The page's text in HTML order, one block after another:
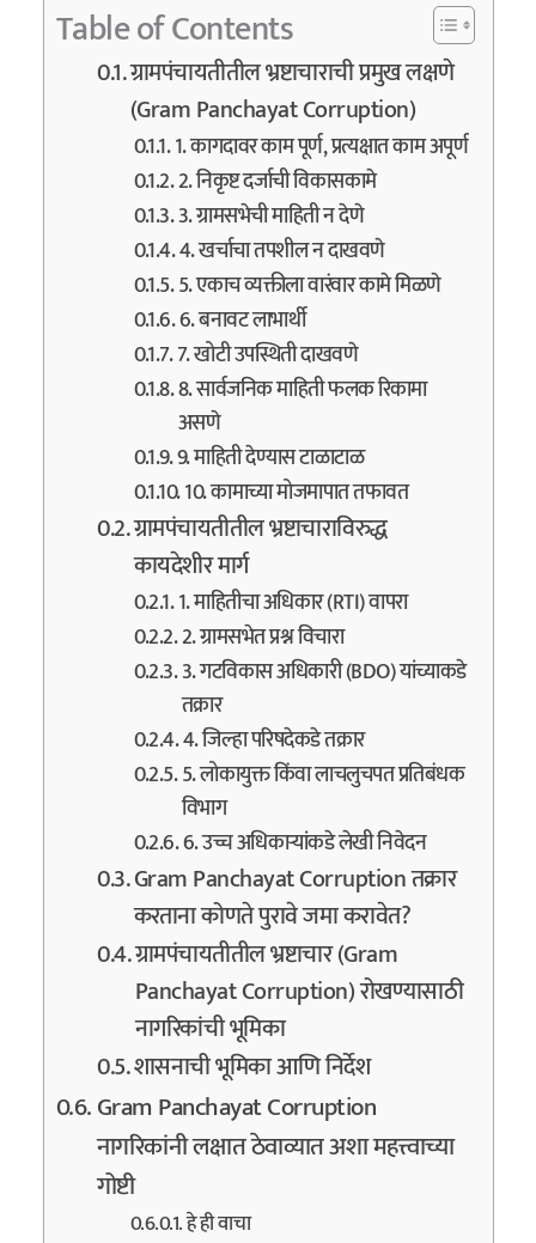
Table of Contents
ग्रामपंचायतीतील भ्रष्टाचाराची प्रमुख लक्षणे
(Gram Panchayat Corruption)
1. कागदावर काम पूर्ण, प्रत्यक्षात काम अपूर्ण
2. निकृष्ट दर्जाची विकासकामे
3. ग्रामसभेची माहिती न देणे
4. खर्चाचा तपशील न दाखवणे
5. एकाच व्यक्तीला वारंवार कामे मिळणे
6. बनावट लाभार्थी
7. खोटी उपस्थिती दाखवणे
8. सार्वजनिक माहिती फलक रिकामा
असणे
9. माहिती देण्यास टाळाटाळ
10. कामाच्या मोजमापात तफावत
ग्रामपंचायतीतील भ्रष्टाचाराविरुद्ध
कायदेशीर मार्ग
1. माहितीचा अधिकार (RTI) वापरा
2. ग्रामसभेत प्रश्न विचारा
3. गटविकास अधिकारी (BDO) यांच्याकडे
तक्रार
4. जिल्हा परिषदेकडे तक्रार
5. लोकायुक्त किंवा लाचलुचपत प्रतिबंधक
विभाग
6. उच्च अधिकाऱ्यांकडे लेखी निवेदन
Gram Panchayat Corruption तक्रार
करताना कोणते पुरावे जमा करावेत?
ग्रामपंचायतीतील भ्रष्टाचार (Gram
Panchayat Corruption) रोखण्यासाठी
नागरिकांची भूमिका
शासनाची भूमिका आणि निर्देश
Gram Panchayat Corruption
नागरिकांनी लक्षात ठेवाव्यात अशा महत्त्वाच्या
गोष्टी
हे ही वाचा